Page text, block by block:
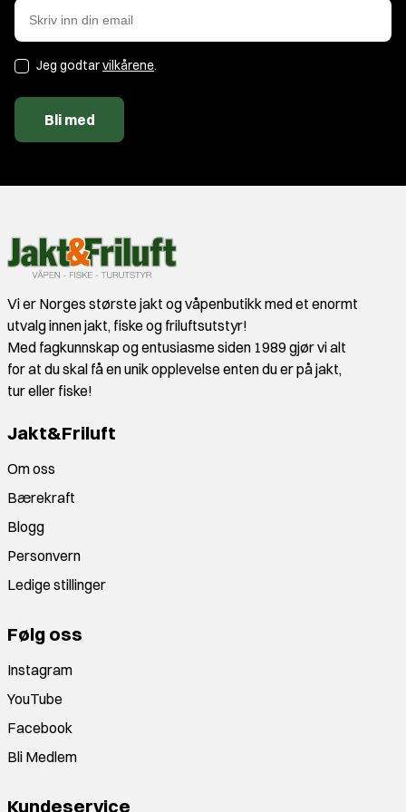
Jeg godtarvilkårene.
Bli med
Vi er Norges største jakt og våpenbutikk med et enormt
utvalg innen jakt, fiske og friluftsutstyr!
Med fagkunnskap og entusiasme siden 1989 gjør vi alt
for at du skal få en unik opplevelse enten du er på jakt,
tur eller fiske!
Jakt&Friluft
Om oss
Bærekraft
Blogg
Personvern
Ledige stillinger
Følg oss
Instagram
YouTube
Facebook
Bli Medlem
Kundeservice